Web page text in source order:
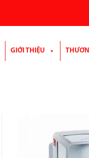
GIỚI THIỆU